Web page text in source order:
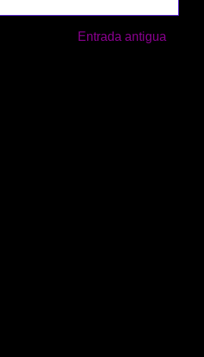
Entrada antigua